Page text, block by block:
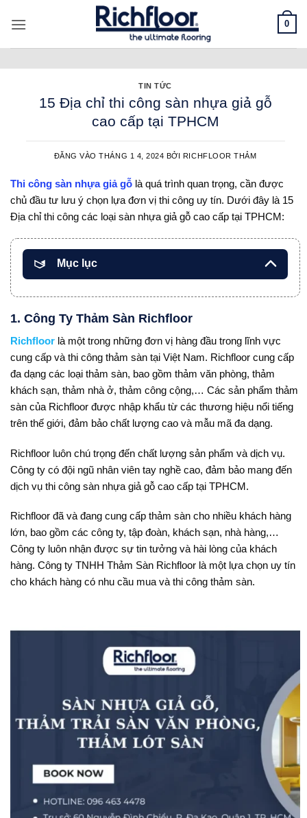
qua
0
TIN TỨC
15 Địa chỉ thi công sàn nhựa giả gỗ
cao cấp tại TPHCM
ĐĂNG VÀOTHÁNG 1 4, 2024 BỞI RICHFLOOR THẢM
Thi công sàn nhựa giả gỗ là quá trình quan trọng, cần được
chủ đầu tư lưu ý chọn lựa đơn vị thi công uy tín. Dưới đây là 15
Địa chỉ thi công các loại sàn nhựa giả gỗ cao cấp tại TPHCM:
Mục lục
1. Công Ty Thảm Sàn Richfloor
Richfloor là một trong những đơn vị hàng đầu trong lĩnh vực
cung cấp và thi công thảm sàn tại Việt Nam. Richfloor cung cấp
đa dạng các loại thảm sàn, bao gồm thảm văn phòng, thảm
khách sạn, thảm nhà ở, thảm công cộng,… Các sản phẩm thảm
sàn của Richfloor được nhập khẩu từ các thương hiệu nổi tiếng
trên thế giới, đảm bảo chất lượng cao và mẫu mã đa dạng.
Richfloor luôn chú trọng đến chất lượng sản phẩm và dịch vụ.
Công ty có đội ngũ nhân viên tay nghề cao, đảm bảo mang đến
dịch vụ thi công sàn nhựa giả gỗ cao cấp tại TPHCM.
Richfloor đã và đang cung cấp thảm sàn cho nhiều khách hàng
lớn, bao gồm các công ty, tập đoàn, khách sạn, nhà hàng,…
Công ty luôn nhận được sự tin tưởng và hài lòng của khách
hàng. Công ty TNHH Thảm Sàn Richfloor là một lựa chọn uy tín
cho khách hàng có nhu cầu mua và thi công thảm sàn.